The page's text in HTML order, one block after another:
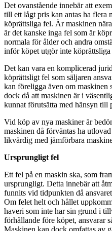
Det ovanstående innebär att
till ett lågt pris kan antas ha flera
köprättsliga fel. Är maskinen
är det kanske inga fel som är
normala för ålder och andra
inför köpet utgör inte köprättsliga
Det kan vara en komplicerad
köprättsligt fel som säljaren
kan föreligga även om
dock då att maskinen är i
kunnat förutsätta med hänsyn till
Vid köp av nya maskiner är
maskinen då förväntas ha
likvärdig med jämförbara
Ursprungligt fel
Ett fel på en maskin ska, som
ursprungligt. Detta innebär att
funnits vid tidpunkten då
Om felet helt och hållet
haveri som inte har sin grund i
förhållande före köpet, ansvarar
Maskinen kan dock omfattas av